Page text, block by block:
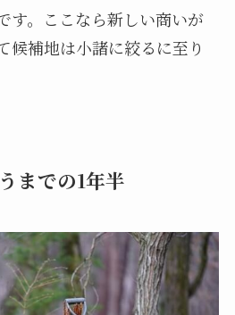
す。ここなら新しい商いが
候補地は小諸に絞るに至り
までの1年半